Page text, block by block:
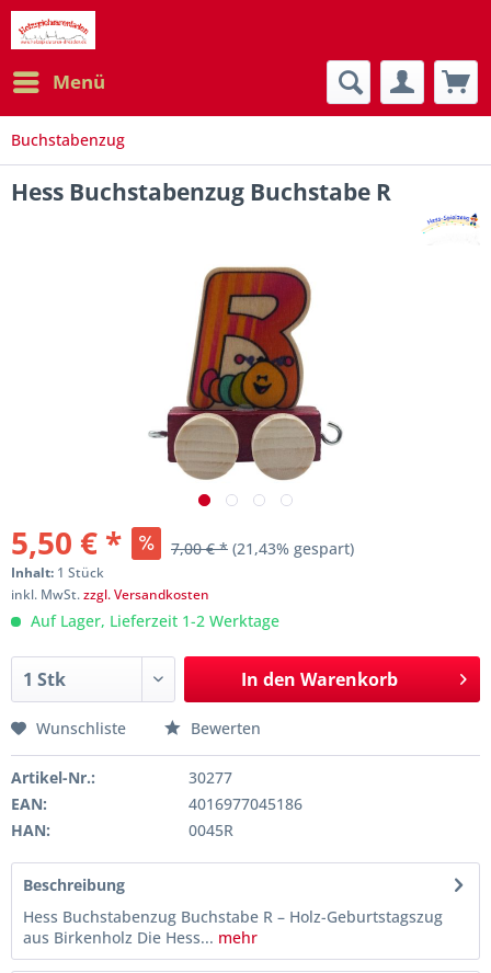
Menü
Buchstabenzug
Hess Buchstabenzug Buchstabe R
5,50 € * 7,00 € * (21,43% gespart)
Inhalt: 1 Stück
inkl. MwSt.zzgl. Versandkosten
Auf Lager, Lieferzeit 1-2 Werktage
In den Warenkorb
Wunschliste Bewerten
Artikel-Nr.:
30277
EAN:
4016977045186
HAN:
0045R
Beschreibung
Hess Buchstabenzug Buchstabe R – Holz-Geburtstagszug
aus Birkenholz Die Hess... mehr